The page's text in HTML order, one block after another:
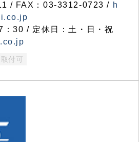
/ FAX：03-3312-0723 / h
30 / 定休日：土・日・祝
付可